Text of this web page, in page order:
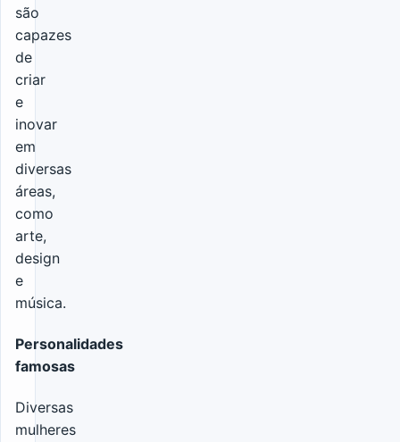
são
capazes
de
criar
e
inovar
em
diversas
áreas,
como
arte,
design
e
música.
Personalidades
famosas
Diversas
mulheres